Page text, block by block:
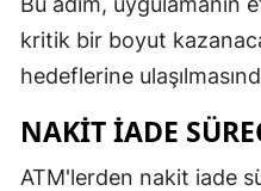
kritik bir boyut
hedeflerine
NAKIT İADE
ATM'lerden nakit iade